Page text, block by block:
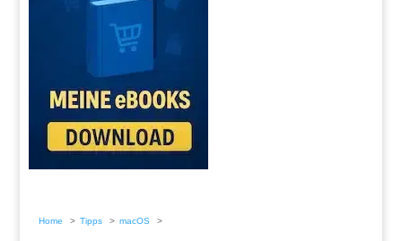
Home Tipps macOS